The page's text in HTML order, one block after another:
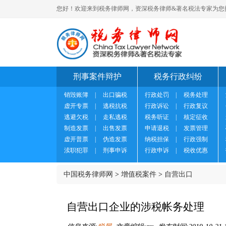
您好！欢迎来到税务律师网，资深税务律师&著名税法专家为
刑事案件辩护
销毁账簿
出口骗税
虚开专票
逃税抗税
逃避欠税
走私逃税
制造发票
出售发票
虚开普票
伪造发票
渎职犯罪
刑事申诉
税务行政纠纷
行政处罚
税务处理
行政诉讼
行政复议
税务听证
核定征收
申请退税
发票管理
纳税担保
行政强制
行政申诉
税收优惠
中国税务律师网 > 增值税案件 > 自营出口
自营出口企业的涉税帐务处理